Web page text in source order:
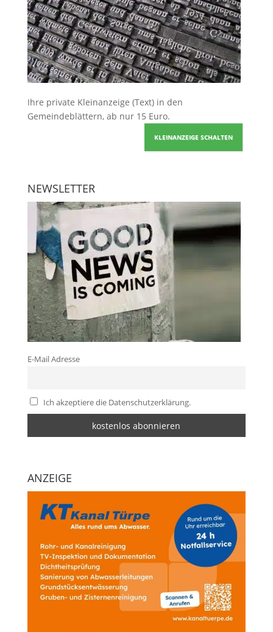
Ihre private Kleinanzeige (Text) in den
Gemeindeblättern, ab nur 15 Euro.
KLEINANZEIGE SCHALTEN
NEWSLETTER
E-Mail Adresse
Ich akzeptiere die Datenschutzerklärung.
ANZEIGE